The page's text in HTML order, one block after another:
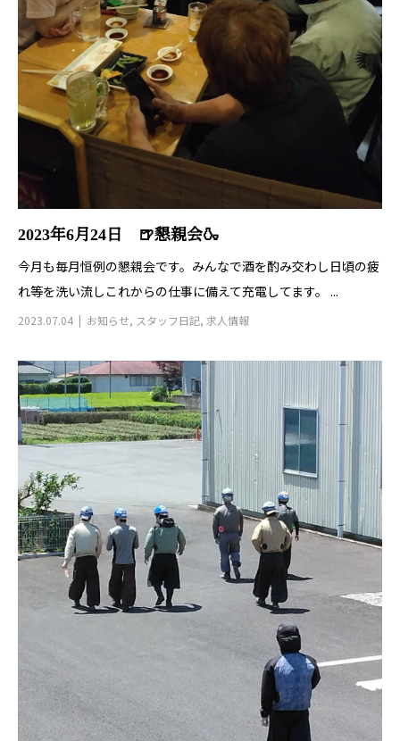
2023年6月24日 🍺懇親会🍶
今月も毎月恒例の懇親会です。みんなで酒を酌み交わし日頃の疲
れ等を洗い流しこれからの仕事に備えて充電してます。 ...
2023.07.04 お知らせ, スタッフ日記, 求人情報